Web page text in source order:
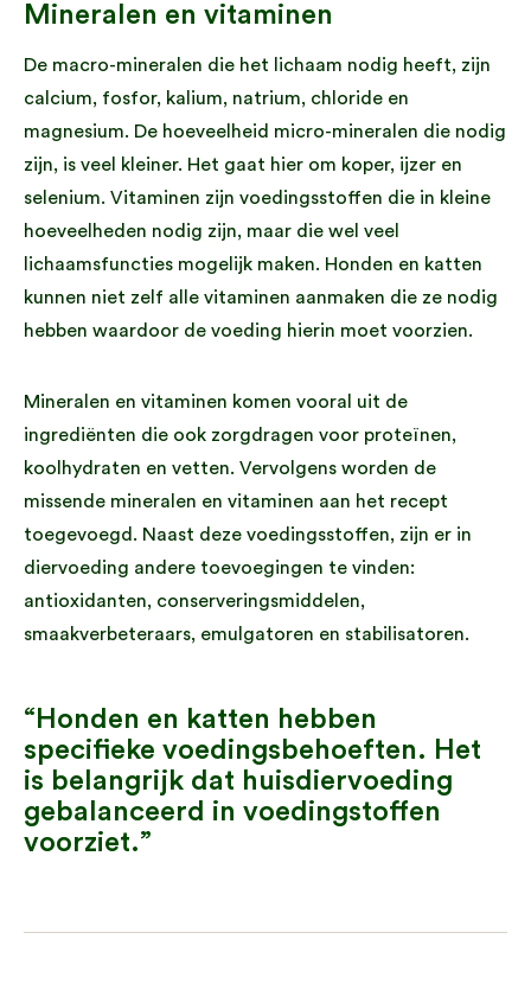
Mineralen en vitaminen
De macro-mineralen die het lichaam nodig heeft, zijn
calcium, fosfor, kalium, natrium, chloride en
magnesium. De hoeveelheid micro-mineralen die nodig
zijn, is veel kleiner. Het gaat hier om koper, ijzer en
selenium. Vitaminen zijn voedingsstoffen die in kleine
hoeveelheden nodig zijn, maar die wel veel
lichaamsfuncties mogelijk maken. Honden en katten
kunnen niet zelf alle vitaminen aanmaken die ze nodig
hebben waardoor de voeding hierin moet voorzien.
Mineralen en vitaminen komen vooral uit de
ingrediënten die ook zorgdragen voor proteïnen,
koolhydraten en vetten. Vervolgens worden de
missende mineralen en vitaminen aan het recept
toegevoegd. Naast deze voedingsstoffen, zijn er in
diervoeding andere toevoegingen te vinden:
antioxidanten, conserveringsmiddelen,
smaakverbeteraars, emulgatoren en stabilisatoren.
“Honden en katten hebben
specifieke voedingsbehoeften. Het
is belangrijk dat huisdiervoeding
gebalanceerd in voedingstoffen
voorziet.”